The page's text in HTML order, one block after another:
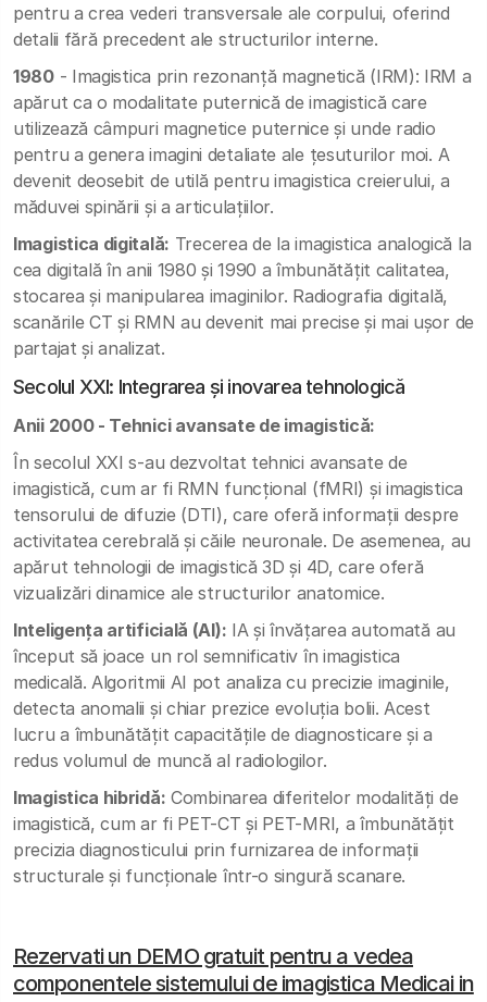
pentru a crea vederi transversale ale corpului, oferind
detalii fără precedent ale structurilor interne.
1980- Imagistica prin rezonanță magnetică (IRM): IRM a
apărut ca o modalitate puternică de imagistică care
utilizează câmpuri magnetice puternice și unde radio
pentru a genera imagini detaliate ale țesuturilor moi. A
devenit deosebit de utilă pentru imagistica creierului, a
măduvei spinării și a articulațiilor.
Imagistica digitală: Trecerea de la imagistica analogică la
cea digitală în anii 1980 și 1990 a îmbunătățit calitatea,
stocarea și manipularea imaginilor. Radiografia digitală,
scanările CT și RMN au devenit mai precise și mai ușor de
partajat și analizat.
Secolul XXI: Integrarea și inovarea tehnologică
Anii 2000 - Tehnici avansate de imagistică:
În secolul XXI s-au dezvoltat tehnici avansate de
imagistică, cum ar fi RMN funcțional (fMRI) și imagistica
tensorului de difuzie (DTI), care oferă informații despre
activitatea cerebrală și căile neuronale. De asemenea, au
apărut tehnologii de imagistică 3D și 4D, care oferă
vizualizări dinamice ale structurilor anatomice.
Inteligența artificială (AI): IA și învățarea automată au
început să joace un rol semnificativ în imagistica
medicală. Algoritmii AI pot analiza cu precizie imaginile,
detecta anomalii și chiar prezice evoluția bolii. Acest
lucru a îmbunătățit capacitățile de diagnosticare și a
redus volumul de muncă al radiologilor.
Imagistica hibridă: Combinarea diferitelor modalități de
imagistică, cum ar fi PET-CT și PET-MRI, a îmbunătățit
precizia diagnosticului prin furnizarea de informații
structurale și funcționale într-o singură scanare.
Rezervati un DEMO gratuit pentru a vedea
componentele sistemului de imagistica Medicai in